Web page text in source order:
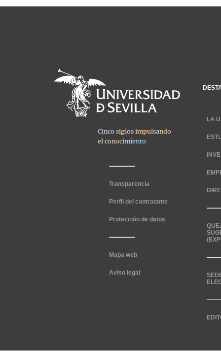
Transparencia
Perfil del contratante
Protección de datos
Mapa web
Aviso legal
LA